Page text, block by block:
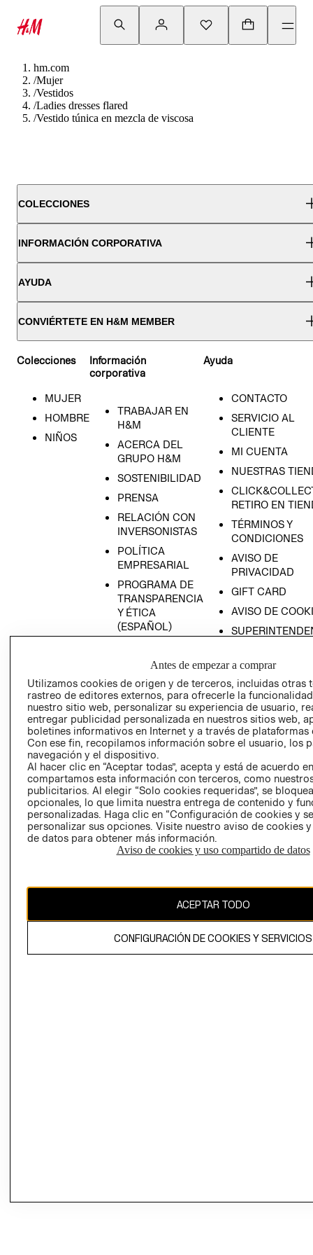
hm.com
/Mujer
/Vestidos
/Ladies dresses flared
/Vestido túnica en mezcla de viscosa
COLECCIONES
INFORMACIÓN CORPORATIVA
AYUDA
CONVIÉRTETE EN H&M MEMBER
Colecciones
MUJER
HOMBRE
NIÑOS
Información
corporativa
TRABAJAR EN
H&M
ACERCA DEL
GRUPO H&M
SOSTENIBILIDAD
PRENSA
RELACIÓN CON
INVERSONISTAS
POLÍTICA
EMPRESARIAL
PROGRAMA DE
TRANSPARENCIA
Y ÉTICA
(ESPAÑOL)
TRANSPARENCIA
Ayuda
CONTACTO
SERVICIO AL
CLIENTE
MI CUENTA
NUESTRAS
RETIRO EN
TÉRMINOS Y
CONDICIONES
AVISO DE
PRIVACIDAD
GIFT CARD
AVISO DE
PETICIONES
QUEJAS Y
RECLAMOS
Colombia ($)
CAMBIAR REGIÓN
El contenido de esta página web está protegido por copyright y es
propiedad de H&M Hennes & Mauritz AB.
Antes de empezar a comprar
Utilizamos cookies de origen y de terceros, incluidas otras
rastreo de editores externos, para ofrecerle la
nuestro sitio web, personalizar su experiencia de usuario,
entregar publicidad personalizada en nuestros sitios web,
boletines informativos en Internet y a través de plataformas
Con ese fin, recopilamos información sobre el usuario, los
navegación y el dispositivo.
Al hacer clic en “Aceptar todas”, acepta y está de acuerdo
compartamos esta información con terceros, como
publicitarios. Al elegir “Solo cookies requeridas”, se
opcionales, lo que limita nuestra entrega de contenido y
personalizadas. Haga clic en “Configuración de cookies y
personalizar sus opciones. Visite nuestro aviso de cookies
de datos para obtener más información.
Aviso de cookies y uso compartido de datos
ACEPTAR TODO
CONFIGURACIÓN DE COOKIES Y SERVICIOS